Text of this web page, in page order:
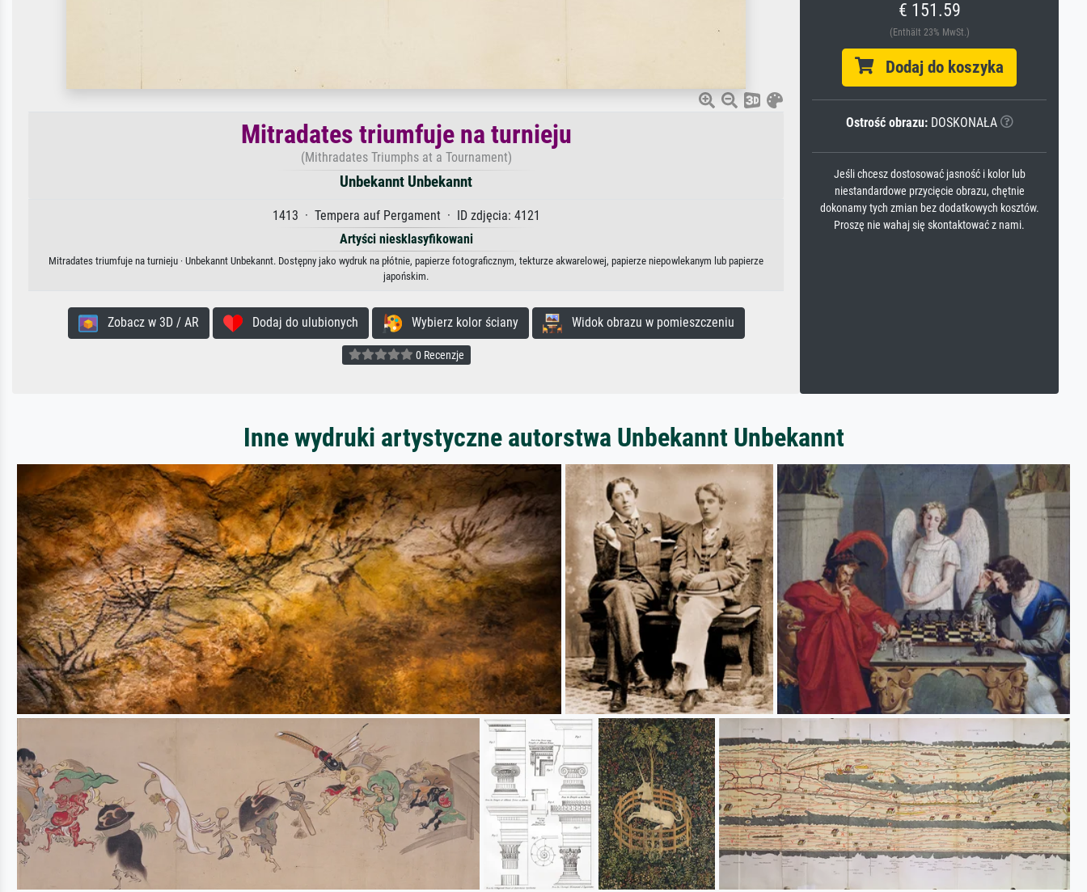
Mitradates triumfuje na turnieju
(Mithradates Triumphs at a Tournament)
Unbekannt Unbekannt
1413 · Tempera auf Pergament · ID zdjęcia: 4121
Artyści niesklasyfikowani
Mitradates triumfuje na turnieju · Unbekannt Unbekannt. Dostępny jako wydruk na płótnie, papierze fotograficznym, tekturze akwarelowej, papierze niepowlekanym lub papierze
japońskim.
Zobacz w 3D / AR Dodaj do ulubionych Wybierz kolor ściany Widok obrazu w pomieszczeniu
0 Recenzje
€ 151.59
(Enthält 23% MwSt.)
Dodaj do koszyka
Ostrość obrazu:DOSKONAŁA
Jeśli chcesz dostosować jasność i kolor lub
niestandardowe przycięcie obrazu, chętnie
dokonamy tych zmian bez dodatkowych kosztów.
Proszę nie wahaj się skontaktować z nami.
Inne wydruki artystyczne autorstwa Unbekannt Unbekannt